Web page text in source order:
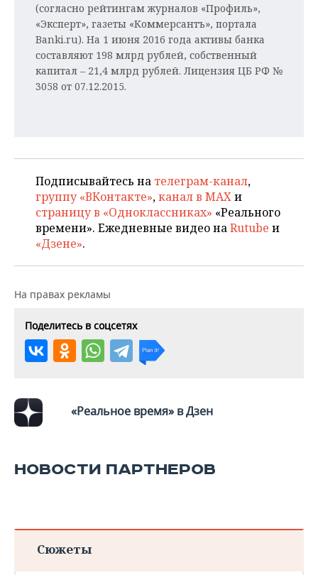
(согласно рейтингам журналов «Профиль»,
«Эксперт», газеты «Коммерсантъ», портала
Banki.ru). На 1 июня 2016 года активы банка
составляют 198 млрд рублей, собственный
капитал – 21,4 млрд рублей. Лицензия ЦБ РФ №
3058 от 07.12.2015.
Подписывайтесь на телеграм-канал,
группу «ВКонтакте»,канал в MAXи
страницу в «Одноклассниках» «Реального
времени». Ежедневные видео наRutube и
«Дзене».
На правах рекламы
Поделитесь в соцсетях
«Реальное время» в Дзен
НОВОСТИ ПАРТНЕРОВ
Сюжеты